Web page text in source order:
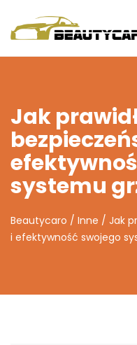
Jak
systemu
Beautycaro / Inne / Jak
i efektywność swojego